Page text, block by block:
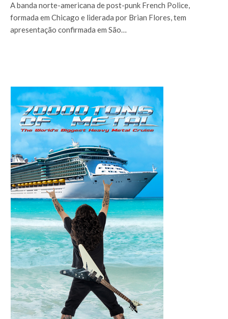
A banda norte-americana de post-punk French Police,
formada em Chicago e liderada por Brian Flores, tem
apresentação confirmada em São…